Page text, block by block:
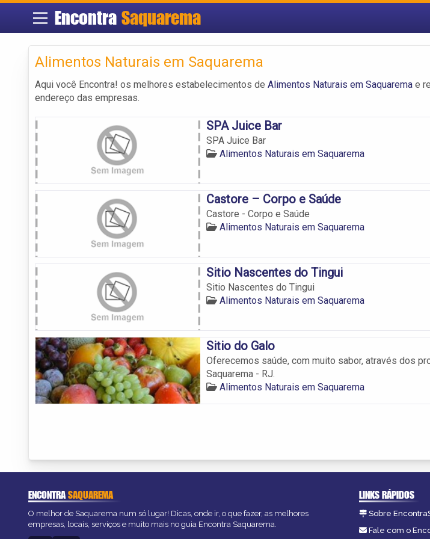
Encontra Saquarema
Alimentos Naturais em Saquarema
Aqui você Encontra! os melhores estabelecimentos de Alimentos Naturais em Saquarema e
endereço das empresas.
SPA Juice Bar
SPA Juice Bar
Alimentos Naturais em Saquarema
Castore – Corpo e Saúde
Castore - Corpo e Saúde
Alimentos Naturais em Saquarema
Sitio Nascentes do Tingui
Sitio Nascentes do Tingui
Alimentos Naturais em Saquarema
Sitio do Galo
Oferecemos saúde, com muito sabor, através dos
Saquarema - RJ.
Alimentos Naturais em Saquarema
ENCONTRASAQUAREMA
O melhor de Saquarema num só lugar! Dicas, onde ir, o que fazer, as melhores
empresas, locais, serviços e muito mais no guia Encontra Saquarema.
LINKS RÁPIDOS
Sobre
Fale com o